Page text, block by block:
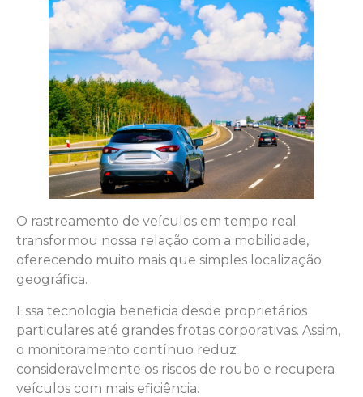
O rastreamento de veículos em tempo real
transformou nossa relação com a mobilidade,
oferecendo muito mais que simples localização
geográfica.
Essa tecnologia beneficia desde proprietários
particulares até grandes frotas corporativas. Assim,
o monitoramento contínuo reduz
consideravelmente os riscos de roubo e recupera
veículos com mais eficiência.